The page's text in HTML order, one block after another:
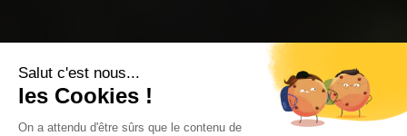
Salut c'est nous...
les Cookies !
On a attendu d'être sûrs que le contenu de